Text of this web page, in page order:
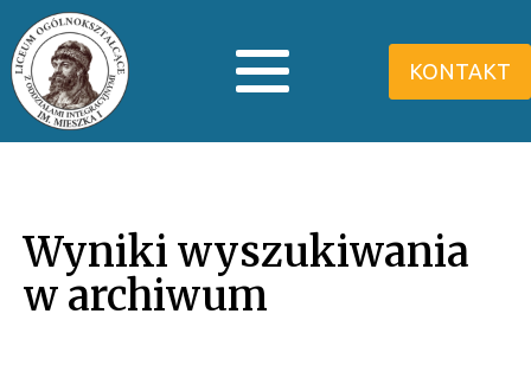
KONTAKT
Wyniki wyszukiwania
w archiwum